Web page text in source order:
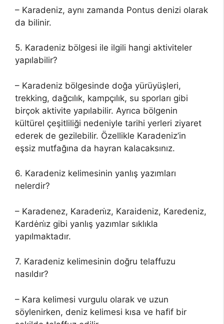
– Karadeniz, aynı zamanda Pontus denizi olarak
da bilinir.
5. Karadeniz bölgesi ile ilgili hangi aktiviteler
yapılabilir?
– Karadeniz bölgesinde doğa yürüyüşleri,
trekking, dağcılık, kampçılık, su sporları gibi
birçok aktivite yapılabilir. Ayrıca bölgenin
kültürel çeşitliliği nedeniyle tarihi yerleri ziyaret
ederek de gezilebilir. Özellikle Karadeniz’in
eşsiz mutfağına da hayran kalacaksınız.
6. Karadeniz kelimesinin yanlış yazımları
nelerdir?
– Karadenez, Karadeni̇z, Karaideniz, Karedeniz,
Kardėni̇z gibi yanlış yazımlar sıklıkla
yapılmaktadır.
7. Karadeniz kelimesinin doğru telaffuzu
nasıldır?
– Kara kelimesi vurgulu olarak ve uzun
söylenirken, deniz kelimesi kısa ve hafif bir